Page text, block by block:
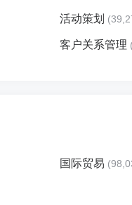
活动策划
客户关系管理
国际贸易